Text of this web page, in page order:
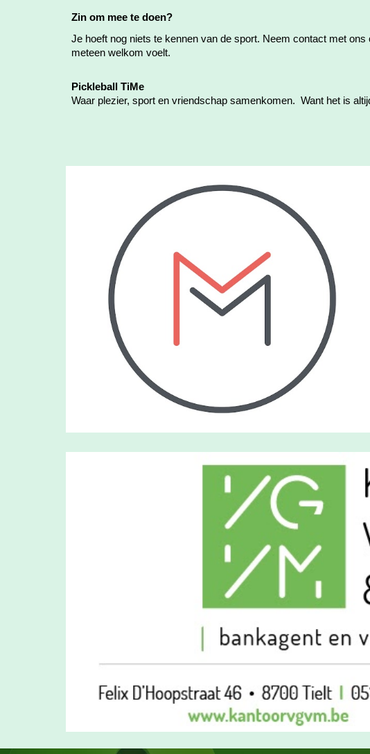
Zin om mee te doen?
Je hoeft nog niets te kennen van de sport. Neem contact met
meteen welkom voelt.
Pickleball TiMe
Waar plezier, sport en vriendschap samenkomen. Want het is